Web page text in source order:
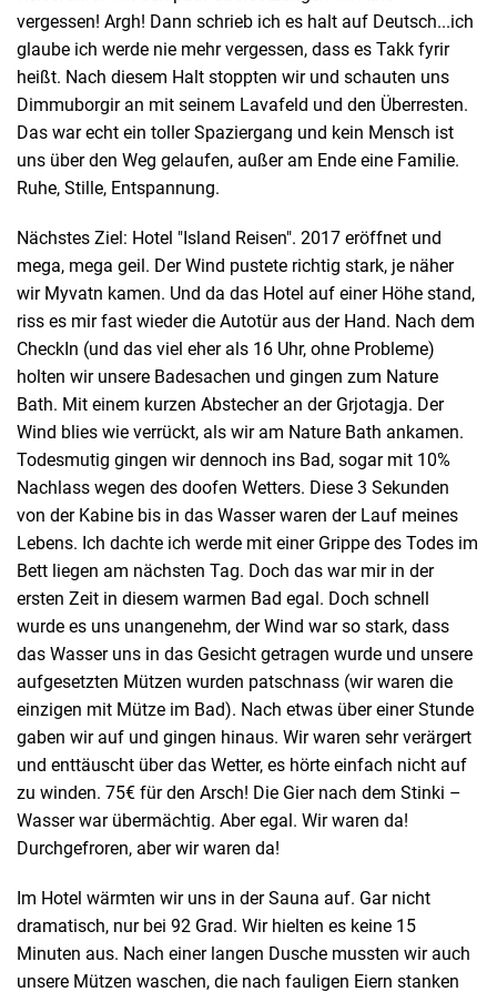
vergessen! Argh! Dann schrieb ich es halt auf Deutsch...ich
glaube ich werde nie mehr vergessen, dass es Takk fyrir
heißt. Nach diesem Halt stoppten wir und schauten uns
Dimmuborgir an mit seinem Lavafeld und den Überresten.
Das war echt ein toller Spaziergang und kein Mensch ist
uns über den Weg gelaufen, außer am Ende eine Familie.
Ruhe, Stille, Entspannung.
Nächstes Ziel: Hotel "Island Reisen". 2017 eröffnet und
mega, mega geil. Der Wind pustete richtig stark, je näher
wir Myvatn kamen. Und da das Hotel auf einer Höhe stand,
riss es mir fast wieder die Autotür aus der Hand. Nach dem
CheckIn (und das viel eher als 16 Uhr, ohne Probleme)
holten wir unsere Badesachen und gingen zum Nature
Bath. Mit einem kurzen Abstecher an der Grjotagja. Der
Wind blies wie verrückt, als wir am Nature Bath ankamen.
Todesmutig gingen wir dennoch ins Bad, sogar mit 10%
Nachlass wegen des doofen Wetters. Diese 3 Sekunden
von der Kabine bis in das Wasser waren der Lauf meines
Lebens. Ich dachte ich werde mit einer Grippe des Todes im
Bett liegen am nächsten Tag. Doch das war mir in der
ersten Zeit in diesem warmen Bad egal. Doch schnell
wurde es uns unangenehm, der Wind war so stark, dass
das Wasser uns in das Gesicht getragen wurde und unsere
aufgesetzten Mützen wurden patschnass (wir waren die
einzigen mit Mütze im Bad). Nach etwas über einer Stunde
gaben wir auf und gingen hinaus. Wir waren sehr verärgert
und enttäuscht über das Wetter, es hörte einfach nicht auf
zu winden. 75€ für den Arsch! Die Gier nach dem Stinki –
Wasser war übermächtig. Aber egal. Wir waren da!
Durchgefroren, aber wir waren da!
Im Hotel wärmten wir uns in der Sauna auf. Gar nicht
dramatisch, nur bei 92 Grad. Wir hielten es keine 15
Minuten aus. Nach einer langen Dusche mussten wir auch
unsere Mützen waschen, die nach fauligen Eiern stanken